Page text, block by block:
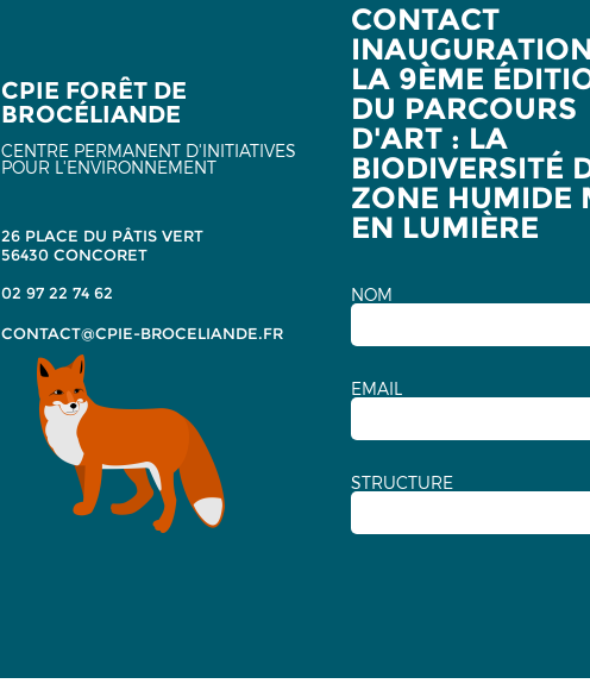
CPIE FORÊT DE
BROCÉLIANDE
CENTRE PERMANENT D'INITIATIVES
POUR L'ENVIRONNEMENT
26 PLACE DU PÂTIS VERT
56430 CONCORET
02 97 22 74 62
CONTACT@CPIE-BROCELIANDE.FR
CONTACT
LA 9ÈME
DU PARCOURS
D'ART : LA
BIODIVERSITÉ
ZONE HUMIDE
EN LUMIÈRE
NOM
EMAIL
STRUCTURE